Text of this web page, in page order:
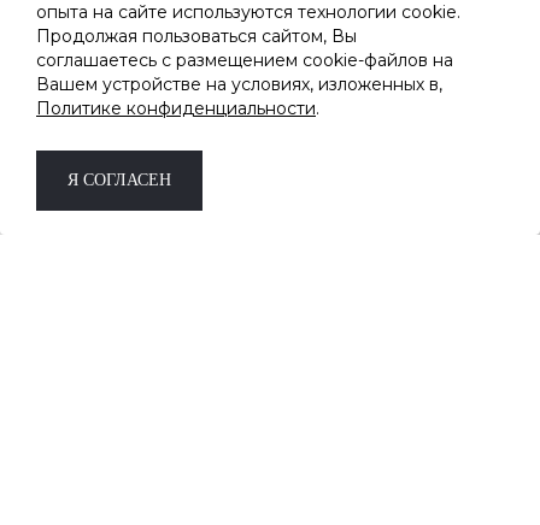
ПОДПИШИТЕСЬ НА РАССЫЛКУ
Узнавайте первыми о новинках и скидках
Дарим скидку -10%на первый заказ за
*не суммируется с другими акциями и
опыта на сайте используются технологии cookie.
Продолжая пользоваться сайтом, Вы
соглашаетесь с размещением cookie-файлов на
Вашем устройстве на условиях, изложенных в,
Политике конфиденциальности.
Я СОГЛАСЕН